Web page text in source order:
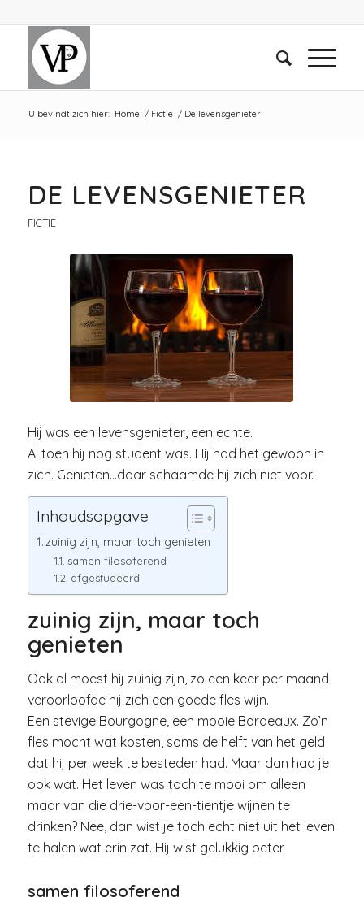
U bevindt zich hier: Home / Fictie / De levensgenieter
DE LEVENSGENIETER
FICTIE
Hij was een levensgenieter, een echte.
Al toen hij nog student was. Hij had het gewoon in
zich. Genieten…daar schaamde hij zich niet voor.
Inhoudsopgave
zuinig zijn, maar toch genieten
samen filosoferend
afgestudeerd
zuinig zijn, maar toch
genieten
Ook al moest hij zuinig zijn, zo een keer per maand
veroorloofde hij zich een goede fles wijn.
Een stevige Bourgogne, een mooie Bordeaux. Zo’n
fles mocht wat kosten, soms de helft van het geld
dat hij per week te besteden had. Maar dan had je
ook wat. Het leven was toch te mooi om alleen
maar van die drie-voor-een-tientje wijnen te
drinken? Nee, dan wist je toch echt niet uit het leven
te halen wat erin zat. Hij wist gelukkig beter.
samen filosoferend